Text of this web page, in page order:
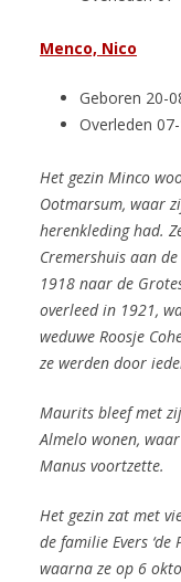
Menco, Nico
Geboren 20-
Overleden
Het gezin Minco
Ootmarsum, waar
herenkleding had.
Cremershuis aan
1918 naar de
overleed in 1921,
weduwe Roosje
ze werden door
Maurits bleef met
Almelo wonen,
Manus voortzette.
Het gezin zat met
de familie Evers ‘de
waarna ze op 6